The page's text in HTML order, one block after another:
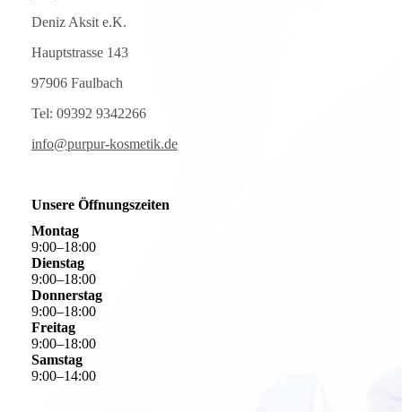
Deniz Aksit e.K.
Hauptstrasse 143
97906 Faulbach
Tel: 09392 9342266
info@purpur-kosmetik.de
Unsere Öffnungszeiten
Montag
9:00–18:00
Dienstag
9:00–18:00
Donnerstag
9:00–18:00
Freitag
9:00–18:00
Samstag
9:00–14:00